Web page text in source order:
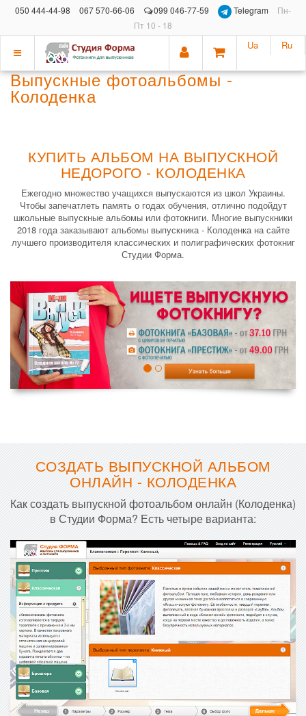
050 444-44-98 067 570-66-06 099 046-77-59 Telegram
Пн-
Пт 10 - 18
Показать
меню
Ua Ru
Выпускные фотоальбомы -
Колоденка
КУПИТЬ АЛЬБОМ НА ВЫПУСКНОЙ
НЕДОРОГО - КОЛОДЕНКА
Ежегодно множество учащихся выпускаются из школ Украины.
Чтобы запечатлеть память о годах обучения, отлично подойдут
школьные выпускные альбомы или фотокниги. Многие выпускники
2018 года заказывают альбомы выпускника - Колоденка на сайте
лучшего производителя классических и полиграфических фотокниг
Студии Форма.
СОЗДАТЬ ВЫПУСКНОЙ АЛЬБОМ
ОНЛАЙН - КОЛОДЕНКА
Как создать выпускной фотоальбом онлайн (Колоденка)
в Студии Форма? Есть четыре варианта: